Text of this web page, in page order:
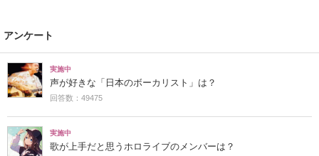
アンケート
実施中
声が好きな「日本のボーカリスト」は？
回答数：49475
実施中
歌が上手だと思うホロライブのメンバーは？